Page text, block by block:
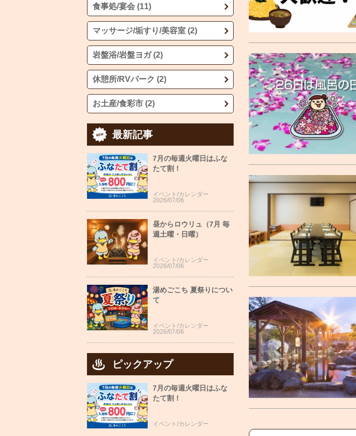
食事処/宴会 (11)
マッサージ/垢すり/美容室 (2)
岩盤浴/岩盤ヨガ (2)
休憩所/RVパーク (2)
お土産/食彩市 (2)
最新記事
7月の毎週火曜日はふな
たて割！
イベント/カレンダー
2026/07/06
昼からロウリュ（7月 毎
週土曜・日曜）
イベント/カレンダー
2026/07/06
湯めごこち 夏祭りについ
て
イベント/カレンダー
2026/07/06
ピックアップ
7月の毎週火曜日はふな
たて割！
イベント/カレンダー